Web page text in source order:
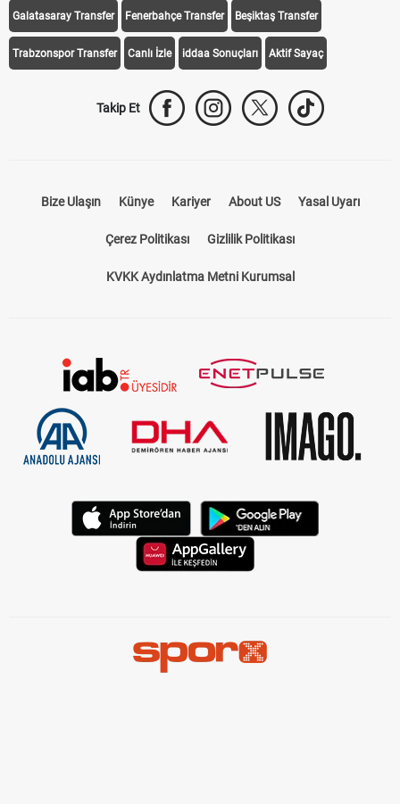
Galatasaray Transfer Fenerbahçe Transfer Beşiktaş Transfer
Trabzonspor Transfer Canlı İzle iddaa Sonuçları Aktif Sayaç
Takip Et
Bize Ulaşın Künye Kariyer About US Yasal Uyarı
Çerez Politikası Gizlilik Politikası
KVKK Aydınlatma Metni Kurumsal